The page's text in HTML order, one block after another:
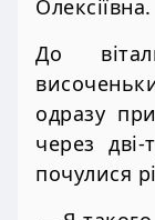
Олексіївна.
До
одразу
через
почулися